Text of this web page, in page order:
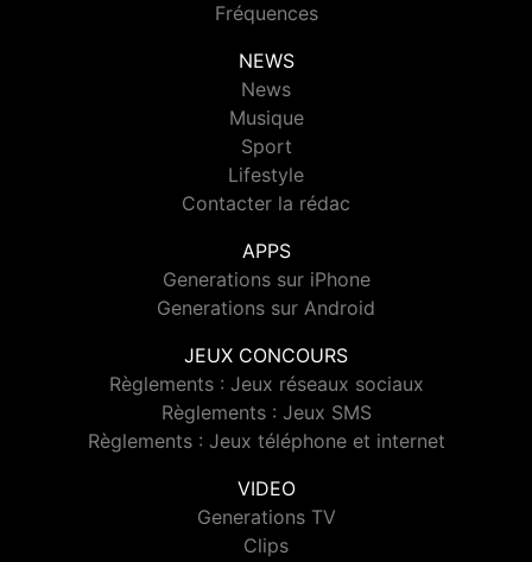
Fréquences
NEWS
News
Musique
Sport
Lifestyle
Contacter la rédac
APPS
Generations sur iPhone
Generations sur Android
JEUX CONCOURS
Règlements : Jeux réseaux sociaux
Règlements : Jeux SMS
Règlements : Jeux téléphone et internet
VIDEO
Generations TV
Clips